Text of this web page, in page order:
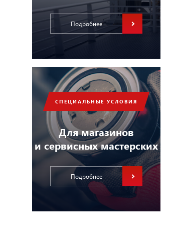
Подробнее
СПЕЦИАЛЬНЫЕ УСЛОВИЯ
Для магазинов
и сервисных мастерских
Подробнее